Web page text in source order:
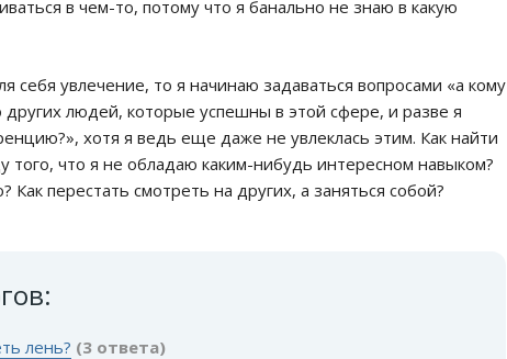
в чем-то, потому что я банально не знаю в какую
себя увлечение, то я начинаю задаваться вопросами «а кому
людей, которые успешны в этой сфере, и разве я
хотя я ведь еще даже не увлеклась этим. Как найти
того, что я не обладаю каким-нибудь интересном навыком?
перестать смотреть на других, а заняться собой?
лень? (3 ответа)